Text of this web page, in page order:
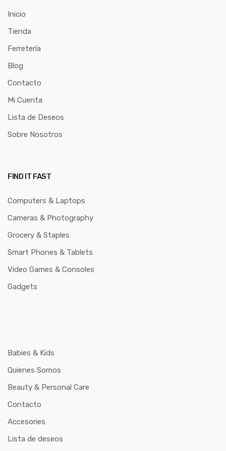
Inicio
Tienda
Ferretería
Blog
Contacto
Mi Cuenta
Lista de Deseos
Sobre Nosotros
FIND IT FAST
Computers & Laptops
Cameras & Photography
Grocery & Staples
Smart Phones & Tablets
Video Games & Consoles
Gadgets
Babies & Kids
Quienes Somos
Beauty & Personal Care
Contacto
Accesories
Lista de deseos